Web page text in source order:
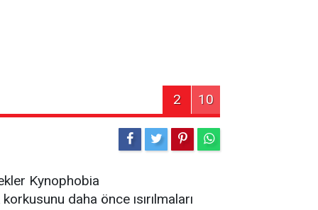
2 10
Kynophobia
daha önce ısırılmaları